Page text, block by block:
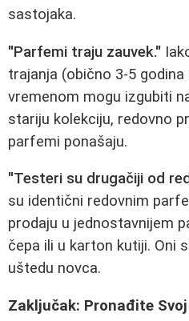
sastojaka.
"Parfemi traju zauvek."
trajanja (obično 3-5
vremenom mogu izgubiti
stariju kolekciju, redovno
parfemi ponašaju.
"Testeri su drugačiji od
su identični redovnim
prodaju u jednostavnijem
čepa ili u karton kutiji. Oni
uštedu novca.
Zaključak: Pronađite